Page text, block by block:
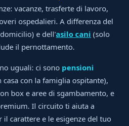
vacanze, trasferte di lavoro,
ospedalieri. A differenza del
e dell'asilo cani (solo
il pernottamento.
uguali: ci sono pensioni
casa con la famiglia ospitante),
box e aree di sgambamento, e
Il circuito ti aiuta a
carattere e le esigenze del tuo